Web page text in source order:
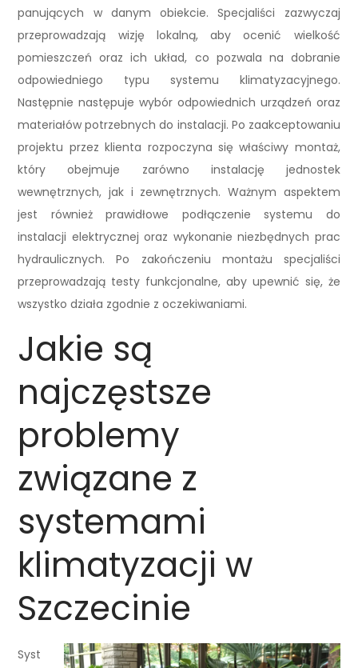
panujących w danym obiekcie. Specjaliści zazwyczaj
przeprowadzają wizję lokalną, aby ocenić wielkość
pomieszczeń oraz ich układ, co pozwala na dobranie
odpowiedniego typu systemu klimatyzacyjnego.
Następnie następuje wybór odpowiednich urządzeń oraz
materiałów potrzebnych do instalacji. Po zaakceptowaniu
projektu przez klienta rozpoczyna się właściwy montaż,
który obejmuje zarówno instalację jednostek
wewnętrznych, jak i zewnętrznych. Ważnym aspektem
jest również prawidłowe podłączenie systemu do
instalacji elektrycznej oraz wykonanie niezbędnych prac
hydraulicznych. Po zakończeniu montażu specjaliści
przeprowadzają testy funkcjonalne, aby upewnić się, że
wszystko działa zgodnie z oczekiwaniami.
Jakie są
najczęstsze
problemy
związane z
systemami
klimatyzacji w
Szczecinie
Syst